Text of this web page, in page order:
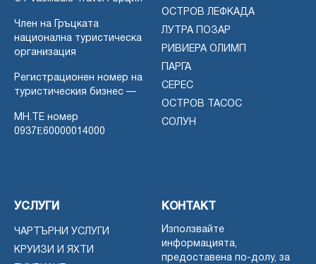
Член на Гръцката
национална туристическа
организация
Регистрационен номер на
туристическия бизнес —
MH.TE номер
0937Ε60000014000
ОСТРОВ ЛЕФКАДА
ЛУТРА ПОЗАР
РИВИЕРА ОЛИМП
ПАРГА
СЕРЕС
ОСТРОВ ТАСОС
СОЛУН
УСЛУГИ
ЧАРТЪРНИ УСЛУГИ
КРУИЗИ И ЯХТИ
КОНТАКТ
Използвайте
информацията,
предоставена по-долу, за